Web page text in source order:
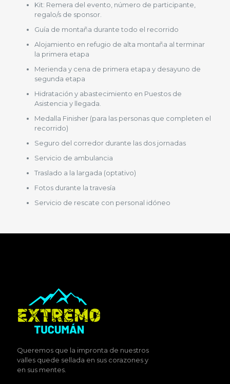
Kit: Remera del evento, número de participante,
regalo/s de sponsor.
Guía de montaña durante todo el recorrido
Alojamiento en refugio de alta montaña al terminar
la primera etapa
Merienda y cena de primera etapa y desayuno de
segunda etapa
Hidratación y abastecimiento en Puestos de
Asistencia y llegada.
Medalla Finisher (para las personas que completen el
recorrido)
Seguro del corredor durante las dos jornadas
Servicio de ambulancia
Traslado a la largada (optativo)
Fotos durante la travesía
Servicio de rescate con personal idóneo
Queremos que la impronta de nuestros
valles quede sellada en sus corazones y
en sus mentes.